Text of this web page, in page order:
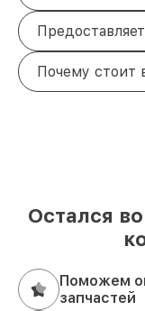
Почему стоит
Остался
Поможем
запчастей